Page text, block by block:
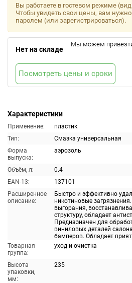
Характеристики
Применение:
пластик
Тип:
Смазка универсальная
Форма
выпуска:
аэрозоль
Объём, л:
0.4
EAN-13:
137101
Расширенное
описание:
Быстро и эффективно
никотиновые
выгорания,
структуру, обладает
Предназначен для
виниловых деталей
бамперов. Обладает
Товарная
группа:
уход и очистка
Высота
упаковки,
мм:
235
Вы работаете в гостевом режиме
Чтобы увидеть свои цены, вам
паролем (или зарегистрироваться).
Нет на складе
Мы можем
Посмотреть цены и сроки